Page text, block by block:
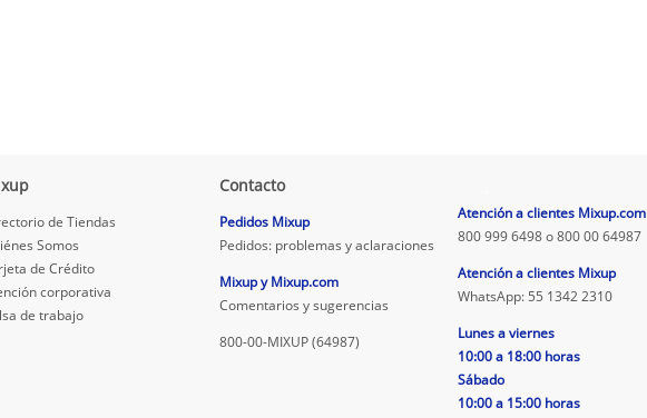
de Tiendas
Somos
de Crédito
corporativa
de trabajo
Contacto
Pedidos Mixup
Pedidos: problemas y aclaraciones
Mixup y Mixup.com
Comentarios y sugerencias
800-00-MIXUP (64987)
Atención a clientes Mixup.com
800 999 6498 o 800 00 64987
Atención a clientes Mixup
WhatsApp: 55 1342 2310
Lunes a viernes
10:00 a 18:00 horas
Sábado
10:00 a 15:00 horas